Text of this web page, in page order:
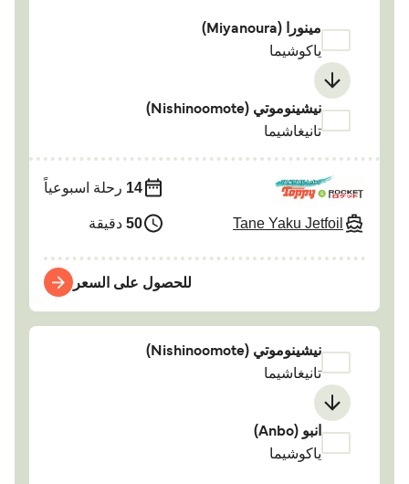
مينورا (Miyanoura)
ياكوشيما
نيشينوموتي (Nishinoomote)
تانيغاشيما
Tane Yaku Jetfoil
14رحلة اسبوعياً
50دقيقة
للحصول على السعر
نيشينوموتي (Nishinoomote)
تانيغاشيما
انبو (Anbo)
ياكوشيما